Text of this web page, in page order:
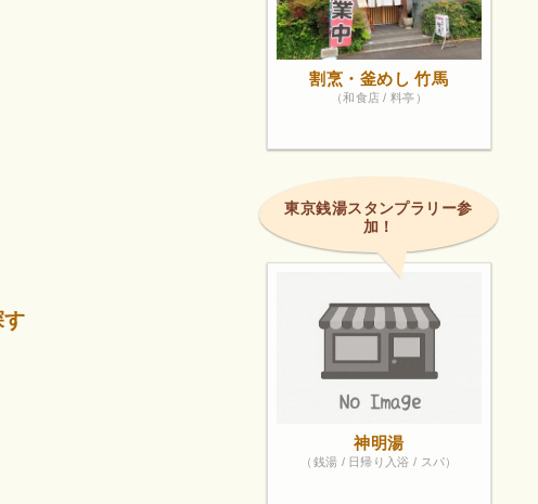
割烹・釜めし 竹馬
（和食店 / 料亭）
東京銭湯スタンプラリー参
加！
神明湯
（銭湯 / 日帰り入浴 / スパ）